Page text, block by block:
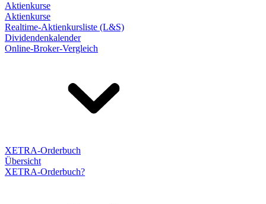
Aktienkurse
Aktienkurse
Realtime-Aktienkursliste (L&S)
Dividendenkalender
Online-Broker-Vergleich
XETRA-Orderbuch
Übersicht
XETRA-Orderbuch?